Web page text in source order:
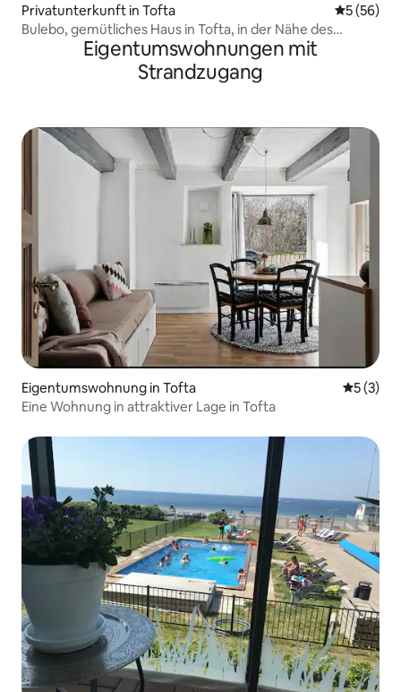
Privatunterkunft in Tofta
5 (56)
Bulebo, gemütliches Haus in Tofta, in der Nähe des
Golfclubs VisbyEigentumswohnungen mit
Strandzugang
Eigentumswohnung in Tofta
5 (3)
Eine Wohnung in attraktiver Lage in Tofta